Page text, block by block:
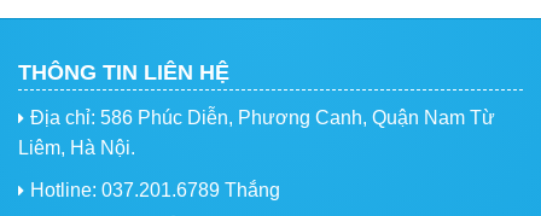
THÔNG TIN LIÊN HỆ
Địa chỉ: 586 Phúc Diễn, Phương Canh, Quận Nam Từ
Liêm, Hà Nội.
Hotline: 037.201.6789 Thắng